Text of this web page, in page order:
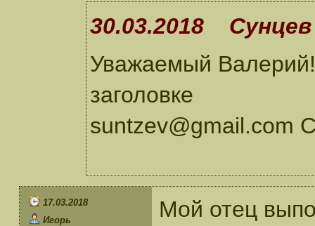
30.03.2018
Уважаемый
заголовке
suntzev@gmail.com
17.03.2018
Игорь
Мой отец